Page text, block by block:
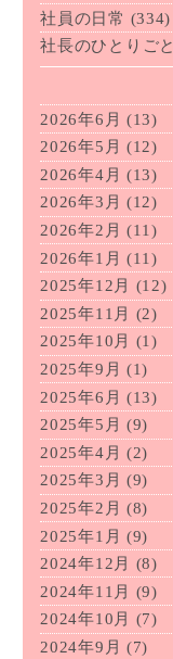
社員の日常 (334)
社長のひとりごと
2026年6月 (13)
2026年5月 (12)
2026年4月 (13)
2026年3月 (12)
2026年2月 (11)
2026年1月 (11)
2025年12月
(12)
2025年11月
(2)
2025年10月
(1)
2025年9月 (1)
2025年6月 (13)
2025年5月 (9)
2025年4月 (2)
2025年3月 (9)
2025年2月 (8)
2025年1月 (9)
2024年12月
(8)
2024年11月
(9)
2024年10月
(7)
2024年9月 (7)